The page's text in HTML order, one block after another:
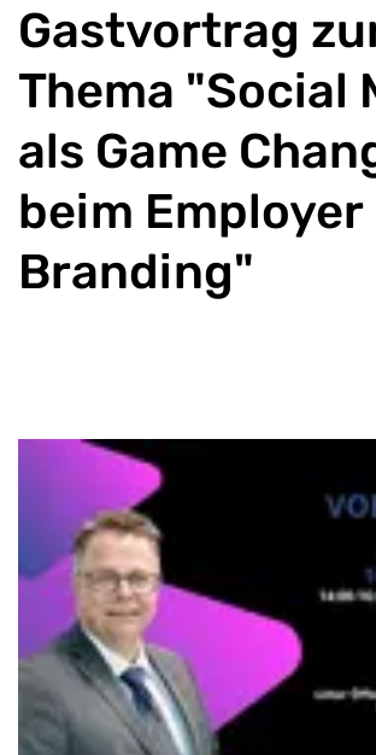
Gastvortrag
Thema "Social
als Game
beim Employer
Branding"